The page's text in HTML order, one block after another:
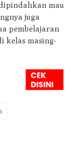
mau
juga
pembelajaran
kelas masing-